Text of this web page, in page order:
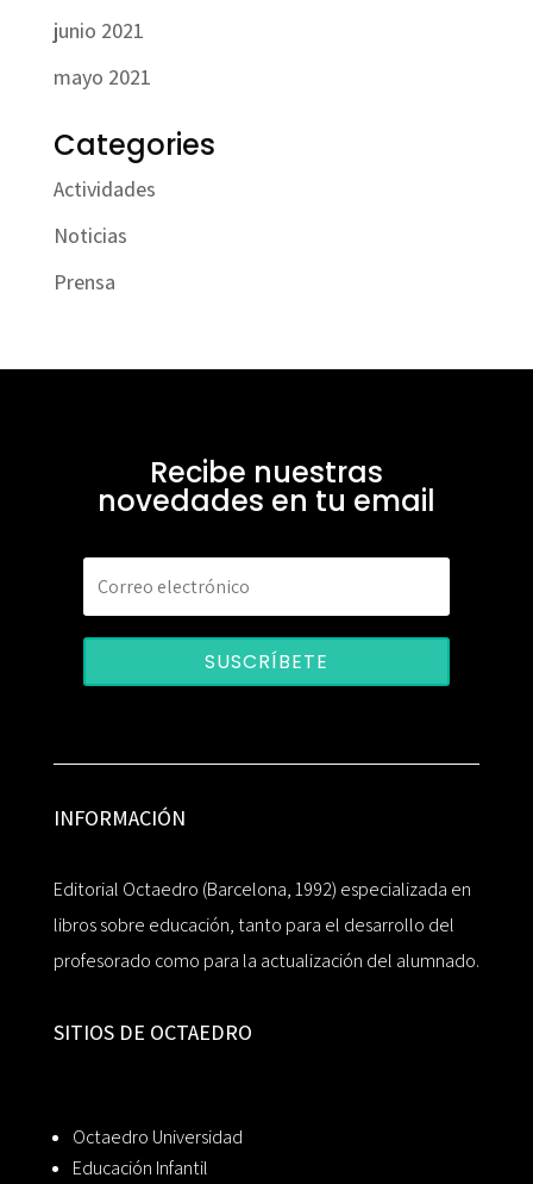
junio 2021
mayo 2021
Categories
Actividades
Noticias
Prensa
Recibe nuestras
novedades en tu email
SUSCRÍBETE
INFORMACIÓN
Editorial Octaedro (Barcelona, 1992) especializada en
libros sobre educación, tanto para el desarrollo del
profesorado como para la actualización del alumnado.
SITIOS DE OCTAEDRO
Octaedro Universidad
Educación Infantil